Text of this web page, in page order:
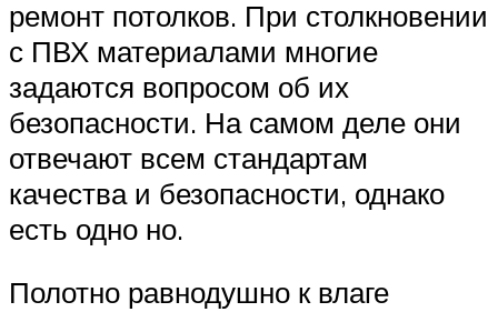
ремонт потолков. При столкновении
с ПВХ материалами многие
задаются вопросом об их
безопасности. На самом деле они
отвечают всем стандартам
качества и безопасности, однако
есть одно но.
Полотно равнодушно к влаге